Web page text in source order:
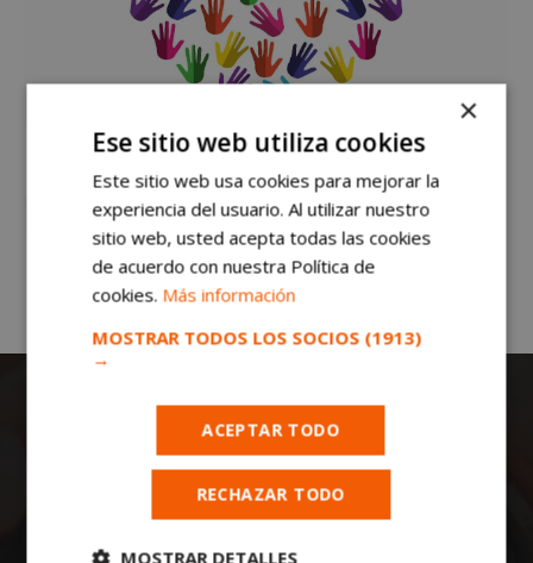
Todas las noticias de Móstoles en
×
Ese sitio web utiliza cookies
Este sitio web usa cookies para mejorar la
experiencia del usuario. Al utilizar nuestro
sitio web, usted acepta todas las cookies
de acuerdo con nuestra Política de
cookies. Más información
MOSTRAR TODOS LOS SOCIOS (1913)
→
ACEPTAR TODO
RECHAZAR TODO
MOSTRAR DETALLES